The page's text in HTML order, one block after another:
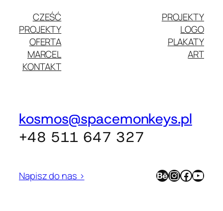
CZEŚĆ
PROJEKTY
OFERTA
MARCEL
KONTAKT
PROJEKTY
LOGO
PLAKATY
ART
kosmos@spacemonkeys.pl
+48 511 647 327
Napisz do nas > Behance InstagramFacebook YouTube